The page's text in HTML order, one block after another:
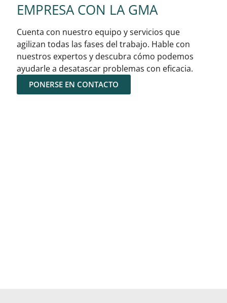
EMPRESA CON LA GMA
Cuenta con nuestro equipo y servicios que
agilizan todas las fases del trabajo. Hable con
nuestros expertos y descubra cómo podemos
ayudarle a desatascar problemas con eficacia.
PONERSE EN CONTACTO